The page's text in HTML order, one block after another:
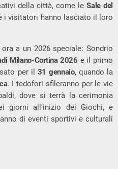
della città, come leSale del
i visitatori hanno lasciato il loro
a un 2026 speciale: Sondrio
Milano-Cortina 2026 e il primo
per il 31 gennaio, quando la
. I tedofori sfileranno per le vie
dove si terrà la cerimonia
giorni all’inizio dei Giochi, e
di eventi sportivi e culturali